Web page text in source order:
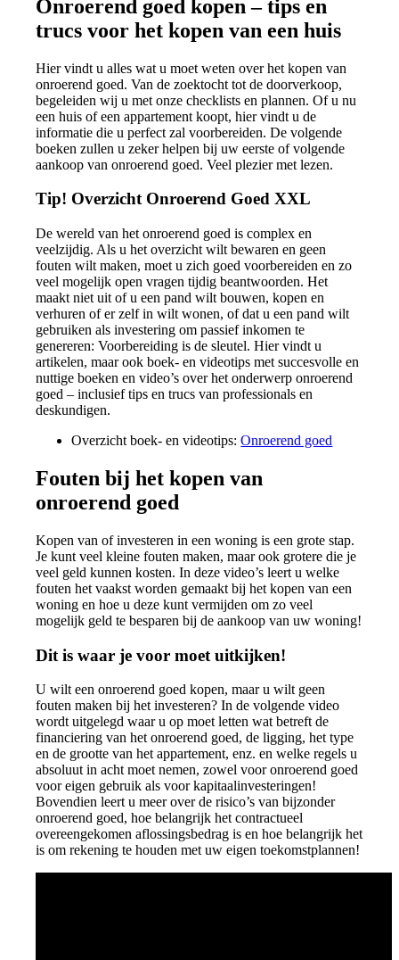
Onroerend goed kopen – tips en
trucs voor het kopen van een huis
Hier vindt u alles wat u moet weten over het kopen van
onroerend goed. Van de zoektocht tot de doorverkoop,
begeleiden wij u met onze checklists en plannen. Of u nu
een huis of een appartement koopt, hier vindt u de
informatie die u perfect zal voorbereiden. De volgende
boeken zullen u zeker helpen bij uw eerste of volgende
aankoop van onroerend goed. Veel plezier met lezen.
Tip! Overzicht Onroerend Goed XXL
De wereld van het onroerend goed is complex en
veelzijdig. Als u het overzicht wilt bewaren en geen
fouten wilt maken, moet u zich goed voorbereiden en zo
veel mogelijk open vragen tijdig beantwoorden. Het
maakt niet uit of u een pand wilt bouwen, kopen en
verhuren of er zelf in wilt wonen, of dat u een pand wilt
gebruiken als investering om passief inkomen te
genereren: Voorbereiding is de sleutel. Hier vindt u
artikelen, maar ook boek- en videotips met succesvolle en
nuttige boeken en video’s over het onderwerp onroerend
goed – inclusief tips en trucs van professionals en
deskundigen.
Overzicht boek- en videotips:Onroerend goed
Fouten bij het kopen van
onroerend goed
Kopen van of investeren in een woning is een grote stap.
Je kunt veel kleine fouten maken, maar ook grotere die je
veel geld kunnen kosten. In deze video’s leert u welke
fouten het vaakst worden gemaakt bij het kopen van een
woning en hoe u deze kunt vermijden om zo veel
mogelijk geld te besparen bij de aankoop van uw woning!
Dit is waar je voor moet uitkijken!
U wilt een onroerend goed kopen, maar u wilt geen
fouten maken bij het investeren? In de volgende video
wordt uitgelegd waar u op moet letten wat betreft de
financiering van het onroerend goed, de ligging, het type
en de grootte van het appartement, enz. en welke regels u
absoluut in acht moet nemen, zowel voor onroerend goed
voor eigen gebruik als voor kapitaalinvesteringen!
Bovendien leert u meer over de risico’s van bijzonder
onroerend goed, hoe belangrijk het contractueel
overeengekomen aflossingsbedrag is en hoe belangrijk het
is om rekening te houden met uw eigen toekomstplannen!